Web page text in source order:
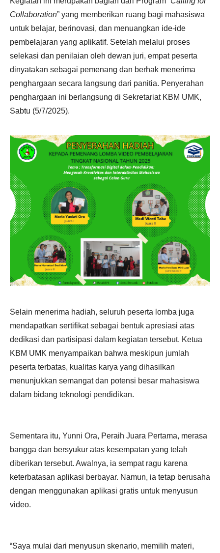
Collaboration” yang memberikan ruang bagi mahasiswa
untuk belajar, berinovasi, dan menuangkan ide-ide
pembelajaran yang aplikatif. Setelah melalui proses
selekasi dan penilaian oleh dewan juri, empat peserta
dinyatakan sebagai pemenang dan berhak menerima
penghargaan secara langsung dari panitia. Penyerahan
penghargaan ini berlangsung di Sekretariat KBM UMK,
Sabtu (5/7/2025).
Selain menerima hadiah, seluruh peserta lomba juga
mendapatkan sertifikat sebagai bentuk apresiasi atas
dedikasi dan partisipasi dalam kegiatan tersebut. Ketua
KBM UMK menyampaikan bahwa meskipun jumlah
peserta terbatas, kualitas karya yang dihasilkan
menunjukkan semangat dan potensi besar mahasiswa
dalam bidang teknologi pendidikan.
Sementara itu, Yunni Ora, Peraih Juara Pertama, merasa
bangga dan bersyukur atas kesempatan yang telah
diberikan tersebut. Awalnya, ia sempat ragu karena
keterbatasan aplikasi berbayar. Namun, ia tetap berusaha
dengan menggunakan aplikasi gratis untuk menyusun
video.
“Saya mulai dari menyusun skenario, memilih materi,